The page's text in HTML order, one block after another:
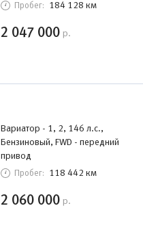
Пробег: 184 128 км
2 047 000 р.
Вариатор - 1, 2, 146 л.с.,
Бензиновый, FWD - передний
привод
Пробег: 118 442 км
2 060 000 р.